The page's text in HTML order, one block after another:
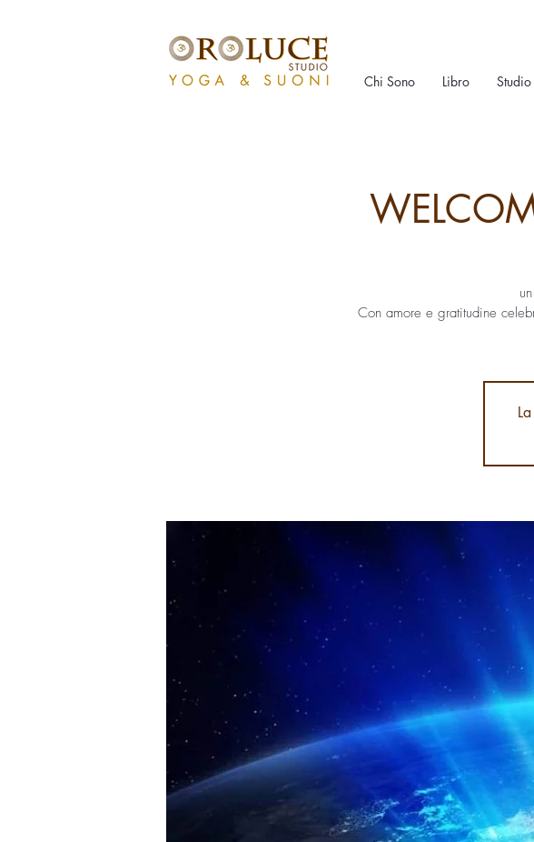
Chi Sono Libro Studio
Con amore e gratitudine